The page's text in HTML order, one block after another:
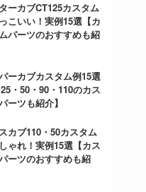
ーカブCT125カスタム
こいい！実例15選【カ
パーツのおすすめも紹
ーカブカスタム例15選
・50・90・110のカス
ーツも紹介】
カブ110・50カスタム
ゃれ！実例15選【カス
ーツのおすすめも紹